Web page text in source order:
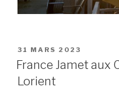
PUBLIÉ
LE
31 MARS 2023
France Jamet aux
Lorient